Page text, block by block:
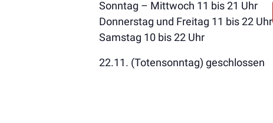
Sonntag – Mittwoch 11 bis 21 Uhr
Donnerstag und Freitag 11 bis 22 Uhr
Samstag 10 bis 22 Uhr
22.11. (Totensonntag) geschlossen